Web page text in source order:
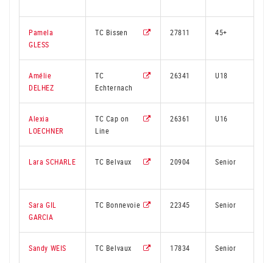
Pamela
GLESS
TC Bissen 27811 45+
Amélie
DELHEZ
TC
Echternach
26341 U18
Alexia
LOECHNER
TC Cap on
Line
26361 U16
Lara SCHARLE TC Belvaux 20904 Senior
Sara GIL
GARCIA
TC Bonnevoie 22345 Senior
Sandy WEIS TC Belvaux 17834 Senior